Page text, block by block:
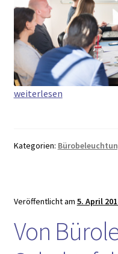
Rasterleuchten
breitstrahlendes
weiterlesen
Kategorien:
Veröffentlicht am 5. April
Von